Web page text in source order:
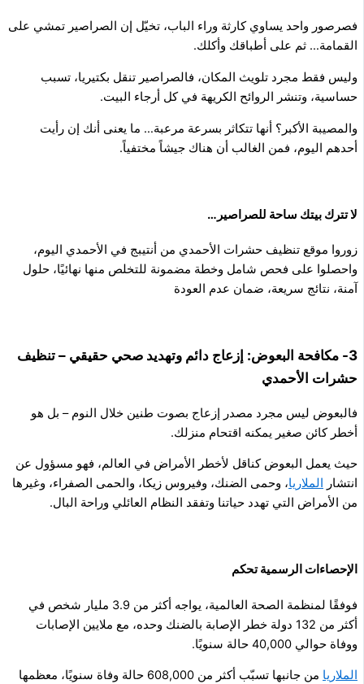
فصرصور واحد يساوي كارثة وراء الباب، تخيّل إن الصراصير تمشي على
القمامة… ثم على أطباقك وأكلك.
وليس فقط مجرد تلويث المكان، فالصراصير تنقل بكتيريا، تسبب
حساسية، وتنشر الروائح الكريهة في كل أرجاء البيت.
والمصيبة الأكبر؟ أنها تتكاثر بسرعة مرعبة… ما يعنى أنك إن رأيت
أحدهم اليوم، فمن الغالب أن هناك جيشاً مختفياً.
لا تترك بيتك ساحة للصراصير…
زوروا موقع تنظيف حشرات الأحمدي من أنتيبج في الأحمدي اليوم،
واحصلوا على فحص شامل وخطة مضمونة للتخلص منها نهائيًا، حلول
آمنة، نتائج سريعة، ضمان عدم العودة
3- مكافحة البعوض: إزعاج دائم وتهديد صحي حقيقي – تنظيف
حشرات الأحمدي
فالبعوض ليس مجرد مصدر إزعاج بصوت طنين خلال النوم – بل هو
أخطر كائن صغير يمكنه اقتحام منزلك.
حيث يعمل البعوض كناقل لأخطر الأمراض في العالم، فهو مسؤول عن
انتشار الملاريا، وحمى الضنك، وفيروس زيكا، والحمى الصفراء، وغيرها
من الأمراض التي تهدد حياتنا وتفقد النظام العائلي وراحة البال.
الإحصاءات الرسمية تحكم
فوفقًا لمنظمة الصحة العالمية، يواجه أكثر من 3.9 مليار شخص في
أكثر من 132 دولة خطر الإصابة بالضنك وحده، مع ملايين الإصابات
ووفاة حوالي 40,000 حالة سنويًا.
الملاريا
من جانبها تسبّب أكثر من 608,000 حالة وفاة سنويًا، معظمها